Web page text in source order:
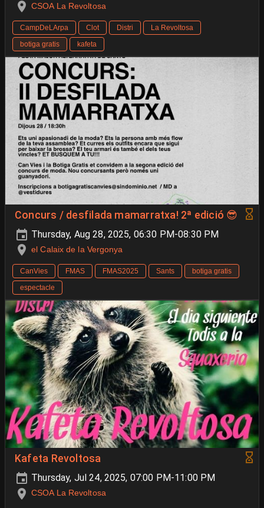
CSOA La Revoltosa
CampDeLArpa Clot Distri
La Revoltosa
botiga gratis
kafeta
Concurs / desfilada mamarratxa! 2ª edició 😎
Thursday, Aug 28, 2025, 06:30 PM-08:30 PM
el Calaix de la Vergonya
CanVies FMAS FMAS2025 Sants
botiga gratis
espectacle
Kafeta Revoltosa
Thursday, Jul 24, 2025, 07:00 PM-11:00 PM
CSOA La Revoltosa